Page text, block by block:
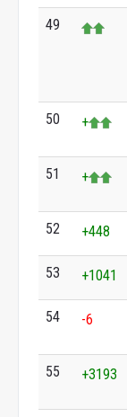
49
50 +
51 +
52 +448
53 +1041
54 -6
55 +3193